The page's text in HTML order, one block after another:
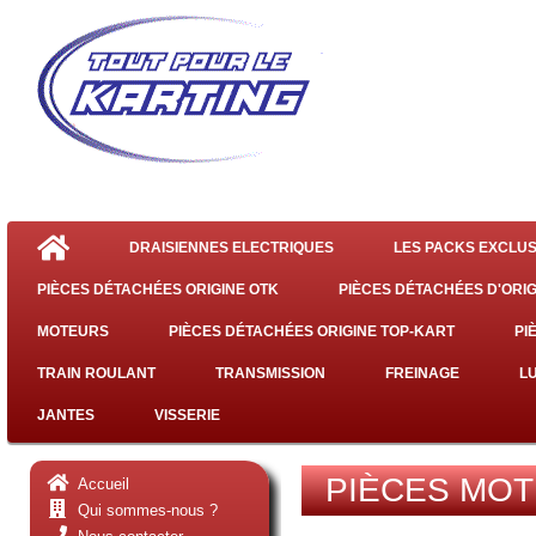
DRAISIENNES ELECTRIQUES LES PACKS
PIÈCES DÉTACHÉES ORIGINE OTK PIÈCES DÉTACHÉES
MOTEURS PIÈCES DÉTACHÉES ORIGINE TOP-KART
TRAIN ROULANT TRANSMISSION FREINAGE
JANTES VISSERIE
Accueil
Qui sommes-nous ?
PIÈCES